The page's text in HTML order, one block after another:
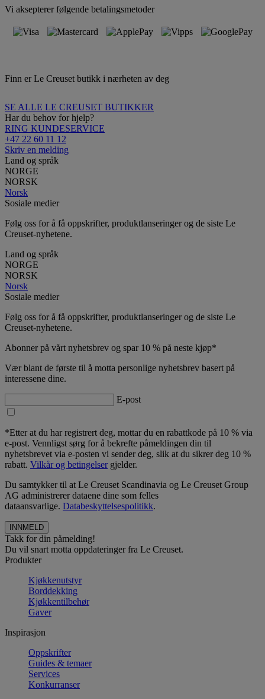
Vi aksepterer følgende betalingsmetoder
Finn er Le Creuset butikk i nærheten av deg
SE ALLE LE CREUSET BUTIKKER
Har du behov for hjelp?
RING KUNDESERVICE
+47 22 60 11 12
Skriv en melding
Land og språk
NORGE
NORSK
Norsk
Sosiale medier
Følg oss for å få oppskrifter, produktlanseringer og de siste Le
Creuset-nyhetene.
Land og språk
NORGE
NORSK
Norsk
Sosiale medier
Følg oss for å få oppskrifter, produktlanseringer og de siste Le
Creuset-nyhetene.
Abonner på vårt nyhetsbrev og spar 10 % på neste kjøp*
Vær blant de første til å motta personlige nyhetsbrev basert på
interessene dine.
E-post
*Etter at du har registrert deg, mottar du en rabattkode på 10 % via
e-post. Vennligst sørg for å bekrefte påmeldingen din til
nyhetsbrevet via e-posten vi sender deg, slik at du sikrer deg 10 %
rabatt. Vilkår og betingelsergjelder.
Du samtykker til at Le Creuset Scandinavia og Le Creuset Group
AG administrerer dataene dine som felles
dataansvarlige. Databeskyttelsespolitikk.
Takk for din påmelding!
Du vil snart motta oppdateringer fra Le Creuset.
Produkter
Kjøkkenutstyr
Borddekking
Kjøkkentilbehør
Gaver
Inspirasjon
Oppskrifter
Guides & temaer
Services
Konkurranser